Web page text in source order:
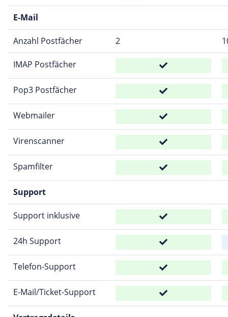
E-Mail
Anzahl Postfächer 2
IMAP Postfächer
Pop3 Postfächer
Webmailer
Virenscanner
Spamfilter
Support
Support inklusive
24h Support
Telefon-Support
E-Mail/Ticket-Support